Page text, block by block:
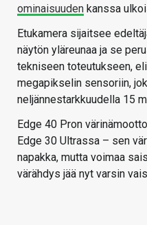
ominaisuuden kanssa
Etukamera sijaitsee
näytön yläreunaa ja se
tekniseen toteutukseen,
megapikselin sensoriin,
neljännestarkkuudella 15
Edge 40 Pron
Edge 30 Ultrassa – sen
napakka, mutta voimaa
värähdys jää nyt varsin